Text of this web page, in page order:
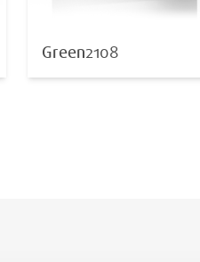
Green2108